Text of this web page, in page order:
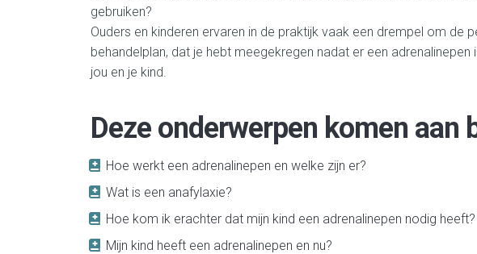
gebruiken?
Ouders en kinderen ervaren in de praktijk vaak een drempel om
behandelplan, dat je hebt meegekregen nadat er een
jou en je kind.
Deze onderwerpen komen aan
Hoe werkt een adrenalinepen en welke zijn er?
Wat is een anafylaxie?
Hoe kom ik erachter dat mijn kind een adrenalinepen nodig heeft?
Mijn kind heeft een adrenalinepen en nu?